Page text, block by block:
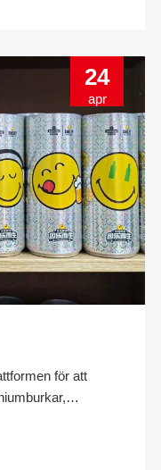
24
apr
för att
månads
och